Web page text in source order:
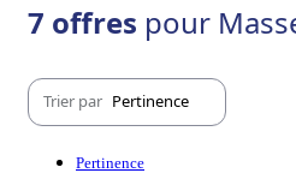
7 offres pour
Trier par Pertinence
Pertinence